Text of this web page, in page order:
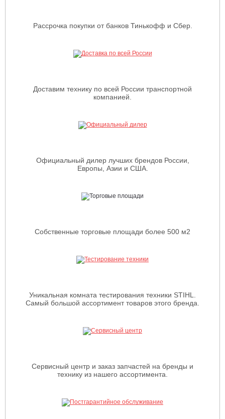
Рассрочка покупки от банков Тинькофф и Сбер.
Доставим технику по всей России транспортной
компанией.
Официальный дилер лучших брендов России,
Европы, Азии и США.
Собственные торговые площади более 500 м2
Уникальная комната тестирования техники STIHL.
Самый большой ассортимент товаров этого бренда.
Сервисный центр и заказ запчастей на бренды и
технику из нашего ассортимента.